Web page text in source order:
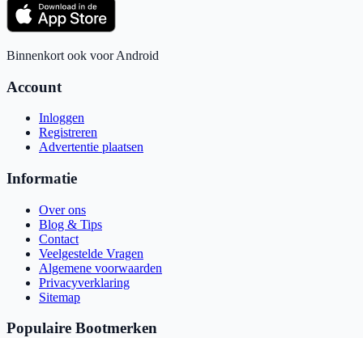
Binnenkort ook voor Android
Account
Inloggen
Registreren
Advertentie plaatsen
Informatie
Over ons
Blog & Tips
Contact
Veelgestelde Vragen
Algemene voorwaarden
Privacyverklaring
Sitemap
Populaire Bootmerken